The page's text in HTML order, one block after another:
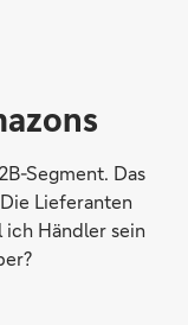
Segment. Das
Lieferanten
ich Händler sein